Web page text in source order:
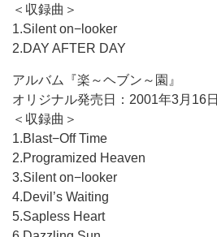
＜収録曲＞
1.Silent on−looker
2.DAY AFTER DAY
アルバム『楽～ヘブン～園』
オリジナル発売日：2001年3月16日
＜収録曲＞
1.Blast−Off Time
2.Programized Heaven
3.Silent on−looker
4.Devil’s Waiting
5.Sapless Heart